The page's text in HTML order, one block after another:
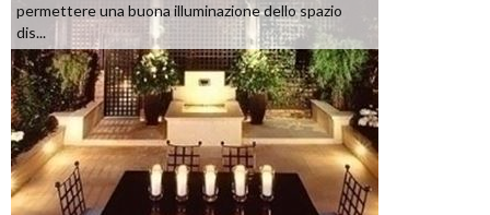
permettere una buona illuminazione dello spazio
dis...